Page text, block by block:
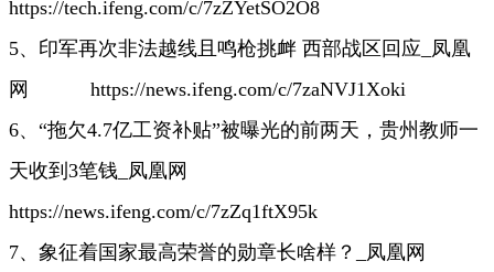
https://tech.ifeng.com/c/7zZYetSO2O8
5、印军再次非法越线且鸣枪挑衅 西部战区回应_凤凰
网
https://news.ifeng.com/c/7zaNVJ1Xoki
6、“拖欠4.7亿工资补贴”被曝光的前两天，贵州教师一
天收到3笔钱_凤凰网
https://news.ifeng.com/c/7zZq1ftX95k
7、象征着国家最高荣誉的勋章长啥样？_凤凰网